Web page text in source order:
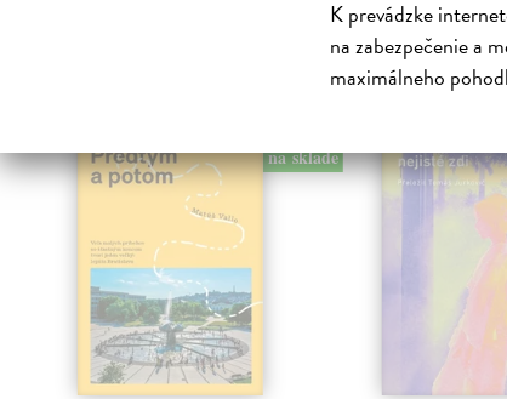
K prevádzke
na zabezpečenie a
maximálneho
na sklade